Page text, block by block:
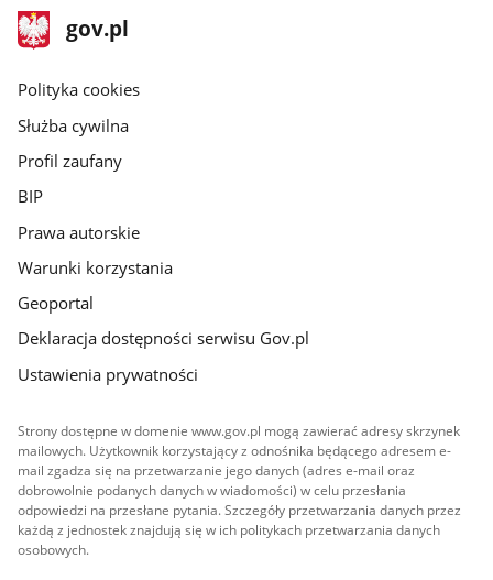
stopka
gov.pl
Strona
gov.pl
gov.pl
Polityka cookies
Służba cywilna
Profil zaufany
BIP
Prawa autorskie
Warunki korzystania
Geoportal
Deklaracja dostępności serwisu Gov.pl
Ustawienia prywatności
Strony dostępne w domenie www.gov.pl mogą zawierać adresy skrzynek
mailowych. Użytkownik korzystający z odnośnika będącego adresem e-
mail zgadza się na przetwarzanie jego danych (adres e-mail oraz
dobrowolnie podanych danych w wiadomości) w celu przesłania
odpowiedzi na przesłane pytania. Szczegóły przetwarzania danych przez
każdą z jednostek znajdują się w ich politykach przetwarzania danych
osobowych.